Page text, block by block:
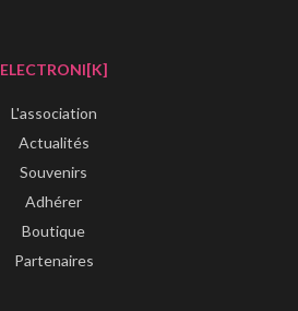
ELECTRONI[K]
L'association
Actualités
Souvenirs
Adhérer
Boutique
Partenaires